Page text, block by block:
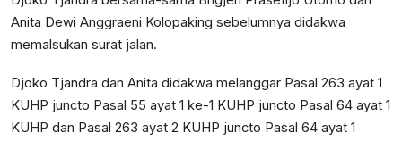
Anita Dewi Anggraeni Kolopaking sebelumnya didakwa
memalsukan surat jalan.
Djoko Tjandra dan Anita didakwa melanggar Pasal 263 ayat 1
KUHP juncto Pasal 55 ayat 1 ke-1 KUHP juncto Pasal 64 ayat 1
KUHP dan Pasal 263 ayat 2 KUHP juncto Pasal 64 ayat 1